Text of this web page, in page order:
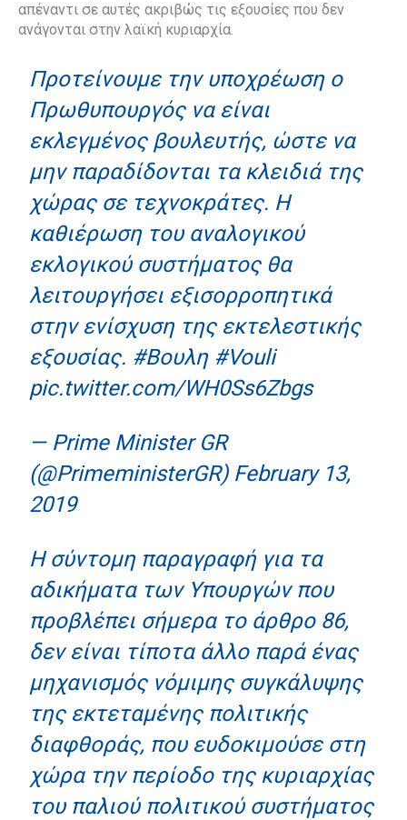
απέναντι σε αυτές ακριβώς τις εξουσίες που δεν
ανάγονται στην λαϊκή κυριαρχία.
Προτείνουμε την υποχρέωση ο
Πρωθυπουργός να είναι
εκλεγμένος βουλευτής, ώστε να
μην παραδίδονται τα κλειδιά της
χώρας σε τεχνοκράτες. Η
καθιέρωση του αναλογικού
εκλογικού συστήματος θα
λειτουργήσει εξισορροπητικά
στην ενίσχυση της εκτελεστικής
εξουσίας. #Βουλη #Vouli
pic.twitter.com/WH0Ss6Zbgs
— Prime Minister GR
(@PrimeministerGR) February 13,
2019
Η σύντομη παραγραφή για τα
αδικήματα των Υπουργών που
προβλέπει σήμερα το άρθρο 86,
δεν είναι τίποτα άλλο παρά ένας
μηχανισμός νόμιμης συγκάλυψης
της εκτεταμένης πολιτικής
διαφθοράς, που ευδοκιμούσε στη
χώρα την περίοδο της κυριαρχίας
του παλιού πολιτικού συστήματος